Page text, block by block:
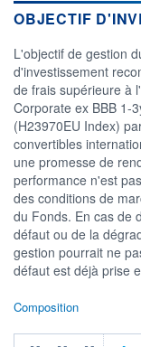
CATÉGORIE
Allocation Autres
FONDS
TARIFS
ÉLIGIBILITÉ
PEA PEA-
Non éligible
OBJECTIF
L'objectif de gestion
d'investissement
de frais supérieure à
Corporate ex BBB 1-
(H23970EU Index)
convertibles
une promesse de
performance n'est
des conditions de
du Fonds. En cas de
défaut ou de la
gestion pourrait ne
défaut est déjà prise
Composition